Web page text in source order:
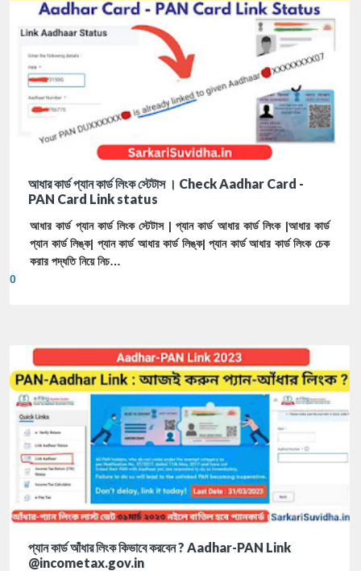
আধার কার্ড প্যান কার্ড লিংক স্টেটাস । Check Aadhar Card -
PAN Card Link status
আধার কার্ড প্যান কার্ড লিংক স্টেটাস | প্যান কার্ড আধার কার্ড লিংক |আধার কার্ড
প্যান কার্ড লিঙ্ক| প্যান কার্ড আধার কার্ড লিঙ্ক| প্যান কার্ড আধার কার্ড লিংক চেক
করার পদ্ধতি নিয়ে নিচ…
0
প্যান কার্ড আঁধার লিংক কিভাবে করবেন ? Aadhar-PAN Link
@incometax.gov.in